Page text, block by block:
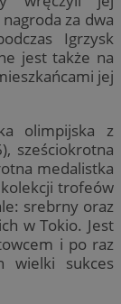
za dwa
Igrzysk
jest także na
jej
olimpijska z
sześciokrotna
medalistka
trofeów
srebrny oraz
w Tokio. Jest
i po raz
wielki sukces